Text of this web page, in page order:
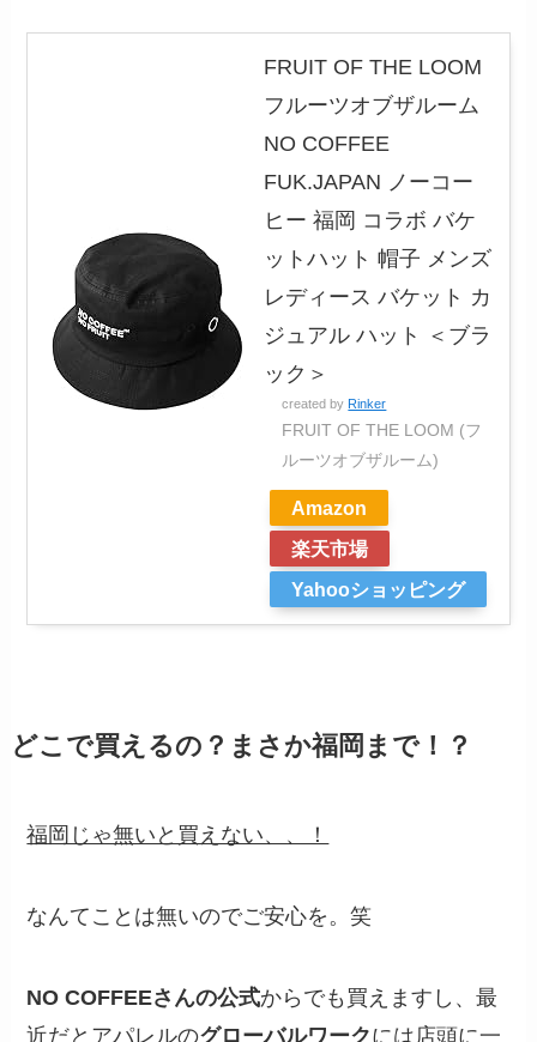
FRUIT OF THE LOOM
フルーツオブザルーム
NO COFFEE
FUK.JAPAN ノーコー
ヒー 福岡 コラボ バケ
ットハット 帽子 メンズ
レディース バケット カ
ジュアル ハット ＜ブラ
ック＞
created by Rinker
FRUIT OF THE LOOM (フ
ルーツオブザルーム)
Amazon
楽天市場
Yahooショッピング
どこで買えるの？まさか福岡まで！？
福岡じゃ無いと買えない、、！
なんてことは無いのでご安心を。笑
NO COFFEEさんの公式からでも買えますし、最
近だとアパレルのグローバルワークには店頭に一